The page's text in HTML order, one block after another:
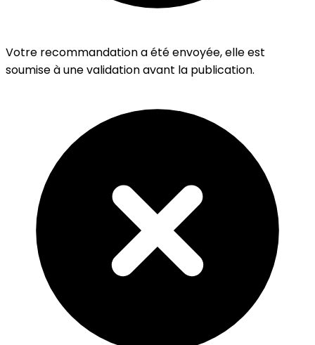
Votre recommandation a été envoyée, elle est
soumise à une validation avant la publication.